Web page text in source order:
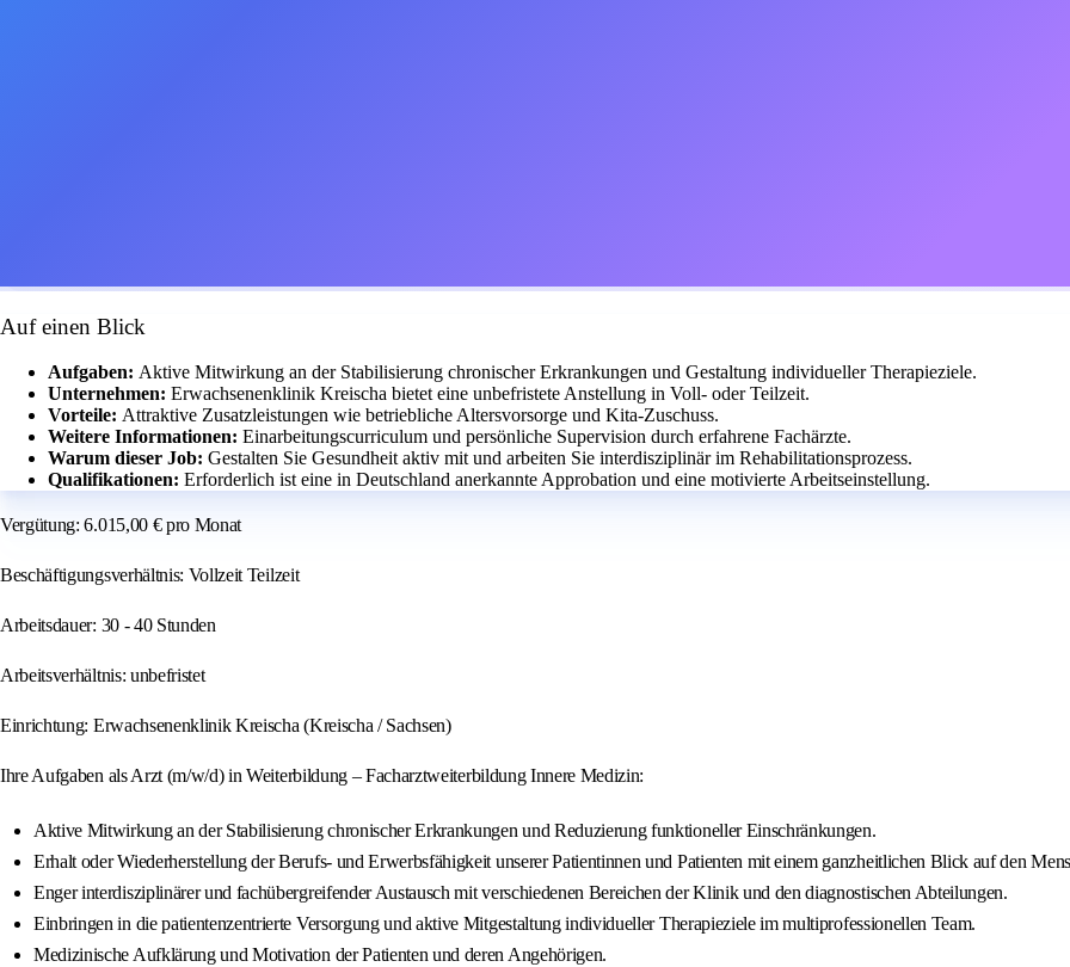
Auf einen Blick
Aufgaben: Aktive Mitwirkung an der Stabilisierung chronischer Erkrankungen und Gestaltung individueller Therapieziele.
Unternehmen: Erwachsenenklinik Kreischa bietet eine unbefristete Anstellung in Voll- oder Teilzeit.
Vorteile: Attraktive Zusatzleistungen wie betriebliche Altersvorsorge und Kita-Zuschuss.
Weitere Informationen: Einarbeitungscurriculum und persönliche Supervision durch erfahrene Fachärzte.
Warum dieser Job: Gestalten Sie Gesundheit aktiv mit und arbeiten Sie interdisziplinär im Rehabilitationsprozess.
Qualifikationen: Erforderlich ist eine in Deutschland anerkannte Approbation und eine motivierte Arbeitseinstellung.
Vergütung: 6.015,00 € pro Monat
Beschäftigungsverhältnis: Vollzeit Teilzeit
Arbeitsdauer: 30 - 40 Stunden
Arbeitsverhältnis: unbefristet
Einrichtung: Erwachsenenklinik Kreischa (Kreischa / Sachsen)
Ihre Aufgaben als Arzt (m/w/d) in Weiterbildung – Facharztweiterbildung Innere Medizin:
Aktive Mitwirkung an der Stabilisierung chronischer Erkrankungen und Reduzierung funktioneller Einschränkungen.
Erhalt oder Wiederherstellung der Berufs- und Erwerbsfähigkeit unserer Patientinnen und Patienten mit einem ganzheitlichen Blick auf den
Enger interdisziplinärer und fachübergreifender Austausch mit verschiedenen Bereichen der Klinik und den diagnostischen Abteilungen.
Einbringen in die patientenzentrierte Versorgung und aktive Mitgestaltung individueller Therapieziele im multiprofessionellen Team.
Medizinische Aufklärung und Motivation der Patienten und deren Angehörigen.